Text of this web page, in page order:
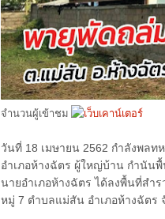
จำนวนผู้เข้าชม
วันที่ 18 เมษายน 2562 กำลังพลท
อำเภอห้างฉัตร ผู้ใหญ่บ้าน กำนัน
นายอำเภอห้างฉัตร ได้ลงพื้นที่สำ
หมู่ 7 ตำบลแม่สัน อำเภอห้างฉัตร